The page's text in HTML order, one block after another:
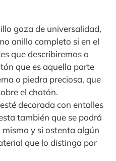
goza de universalidad,
anillo completo si en el
que describiremos a
que es aquella parte
o piedra preciosa, que
el chatón.
decorada con entalles
también que se podrá
y si ostenta algún
que lo distinga por